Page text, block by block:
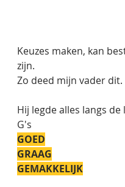
Keuzes maken, kan
zijn.
Zo deed mijn vader dit.
Hij legde alles langs de
G's
GOED
GRAAG
GEMAKKELIJK